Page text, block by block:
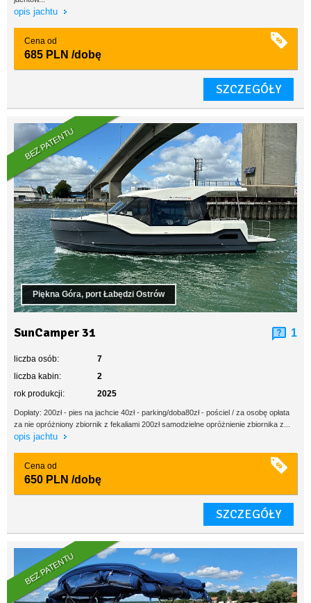
opis jachtu
Cena od
685 PLN /dobę
SZCZEGÓŁY
BEZ PATENTU
Piękna Góra, port Łabędzi Ostrów
SunCamper 31 1
liczba osób:
7
liczba kabin:
2
rok produkcji:
2025
Dopłaty: 200zł - pies na jachcie 40zł - parking/doba80zł - pościel / za osobę opłata
za nie opróżniony zbiornik z fekaliami 200zł samodzielne opróżnienie zbiornika z...
opis jachtu
Cena od
650 PLN /dobę
SZCZEGÓŁY
BEZ PATENTU